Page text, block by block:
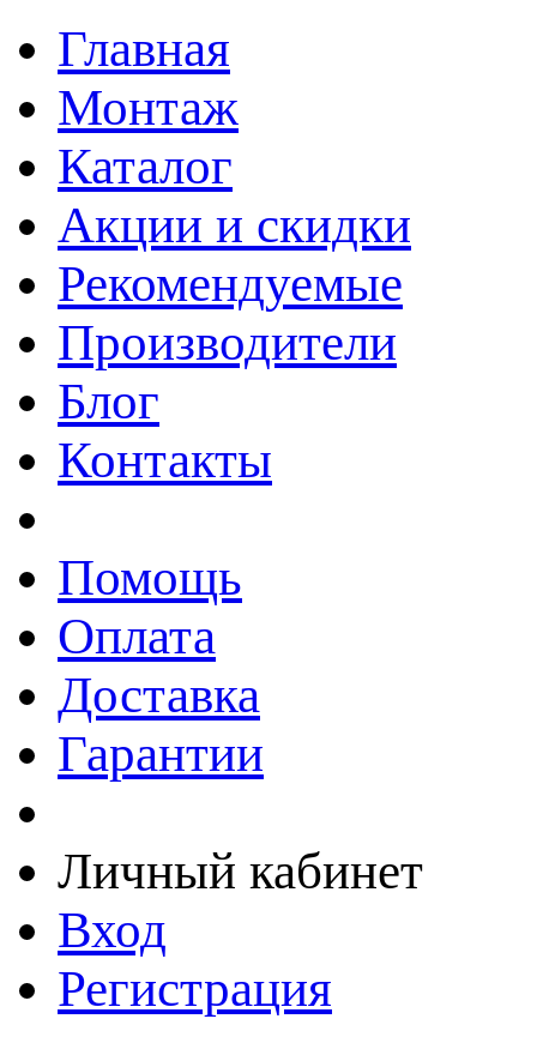
Главная
Монтаж
Каталог
Акции и скидки
Рекомендуемые
Производители
Блог
Контакты
Помощь
Оплата
Доставка
Гарантии
Личный кабинет
Вход
Регистрация